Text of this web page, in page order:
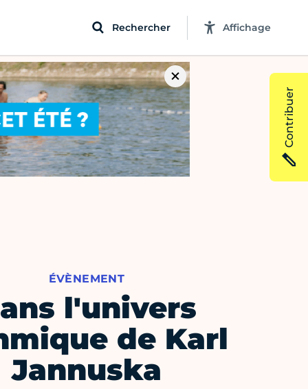
Rechercher Affichage
ÉVÈNEMENT
l'univers
de Karl
Jannuska
Contribuer